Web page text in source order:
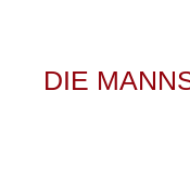
DIE